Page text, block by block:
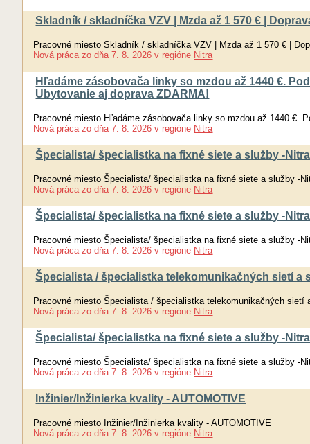
Skladník / skladníčka VZV | Mzda až 1 570 € |
Pracovné miesto Skladník / skladníčka VZV | Mzda až 1 570 € |
Nová práca zo dňa 7. 8. 2026 v regióne Nitra
Hľadáme zásobovača linky so mzdou až 1440 €.
Ubytovanie aj doprava ZDARMA!
Pracovné miesto Hľadáme zásobovača linky so mzdou až 1440 €.
Nová práca zo dňa 7. 8. 2026 v regióne Nitra
Špecialista/ špecialistka na fixné siete a služby -Nitra
Pracovné miesto Špecialista/ špecialistka na fixné siete a služby -
Nová práca zo dňa 7. 8. 2026 v regióne Nitra
Špecialista/ špecialistka na fixné siete a služby -Nitra
Pracovné miesto Špecialista/ špecialistka na fixné siete a služby -
Nová práca zo dňa 7. 8. 2026 v regióne Nitra
Špecialista / špecialistka telekomunikačných sietí a
Pracovné miesto Špecialista / špecialistka telekomunikačných sietí
Nová práca zo dňa 7. 8. 2026 v regióne Nitra
Špecialista/ špecialistka na fixné siete a služby -Nitra
Pracovné miesto Špecialista/ špecialistka na fixné siete a služby -
Nová práca zo dňa 7. 8. 2026 v regióne Nitra
Inžinier/Inžinierka kvality - AUTOMOTIVE
Pracovné miesto Inžinier/Inžinierka kvality - AUTOMOTIVE
Nová práca zo dňa 7. 8. 2026 v regióne Nitra